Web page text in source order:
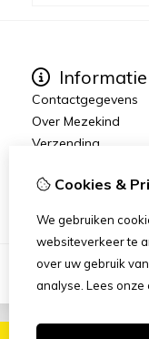
Informatie
Contactgegevens
Over Mezekind
Verzending
Privacybeleid
Cookies &
We gebruiken
websiteverkeer te
over uw gebruik
analyse. Lees onze